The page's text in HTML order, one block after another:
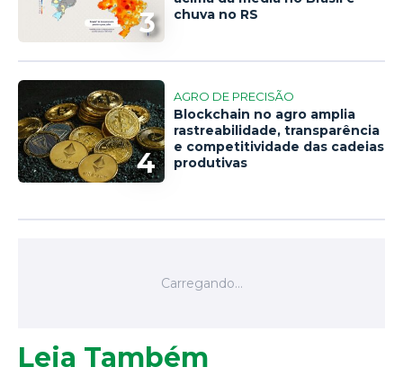
3
chuva no RS
4
AGRO DE PRECISÃO
Blockchain no agro amplia
rastreabilidade, transparência
e competitividade das cadeias
produtivas
Leia Também